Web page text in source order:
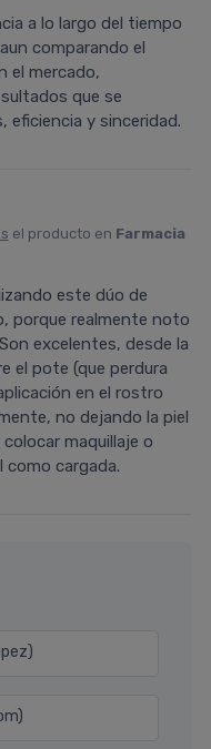
a lo largo del tiempo
comparando el
el mercado,
que se
eficiencia y sinceridad.
el producto en Farmacia
este dúo de
porque realmente noto
excelentes, desde la
el pote (que perdura
en el rostro
no dejando la piel
maquillaje o
como cargada.